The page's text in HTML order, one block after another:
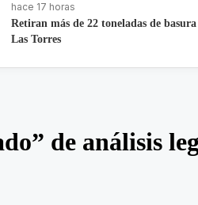
hace 4 días, 19 horas
La histórica cabalgata de
Puebla
de análisis